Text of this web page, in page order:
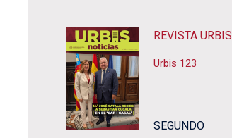
REVISTA URBIS
Urbis 123
SEGUNDO